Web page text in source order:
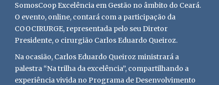
SomosCoop Excelência em Gestão no âmbito do Ceará.
O evento, online, contará com a participação da
COOCIRURGE, representada pelo seu Diretor
Presidente, o cirurgião Carlos Eduardo Queiroz.
Na ocasião, Carlos Eduardo Queiroz ministrará a
palestra “Na trilha da excelência”, compartilhando a
experiência vivida no Programa de Desenvolvimento